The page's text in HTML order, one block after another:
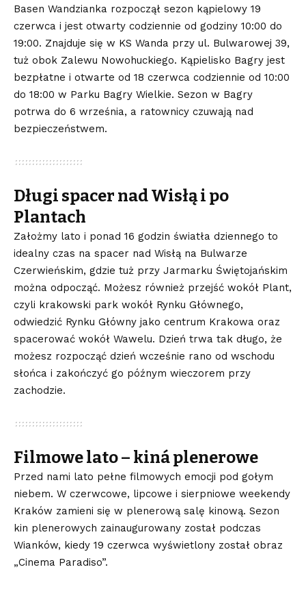
Basen Wandzianka rozpoczął sezon kąpielowy 19
czerwca i jest otwarty codziennie od godziny 10:00 do
19:00. Znajduje się w KS Wanda przy ul. Bulwarowej 39,
tuż obok Zalewu Nowohuckiego. Kąpielisko Bagry jest
bezpłatne i otwarte od 18 czerwca codziennie od 10:00
do 18:00 w Parku Bagry Wielkie. Sezon w Bagry
potrwa do 6 września, a ratownicy czuwają nad
bezpieczeństwem.
Długi spacer nad Wisłą i po
Plantach
Założmy lato i ponad 16 godzin światła dziennego to
idealny czas na spacer nad Wisłą na Bulwarze
Czerwieńskim, gdzie tuż przy Jarmarku Świętojańskim
można odpocząć. Możesz również przejść wokół Plant,
czyli krakowski park wokół Rynku Głównego,
odwiedzić Rynku Główny jako centrum Krakowa oraz
spacerować wokół Wawelu. Dzień trwa tak długo, że
możesz rozpocząć dzień wcześnie rano od wschodu
słońca i zakończyć go późnym wieczorem przy
zachodzie.
Filmowe lato – kiná plenerowe
Przed nami lato pełne filmowych emocji pod gołym
niebem. W czerwcowe, lipcowe i sierpniowe weekendy
Kraków zamieni się w plenerową salę kinową. Sezon
kin plenerowych zainaugurowany został podczas
Wianków, kiedy 19 czerwca wyświetlony został obraz
„Cinema Paradiso”.